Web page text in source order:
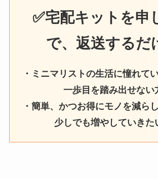
✅宅配キットを申
で、返送するだ
・ミニマリストの生活に憧れて
一歩目を踏み出せない
・簡単、かつお得にモノを減ら
少しでも増やしていきた